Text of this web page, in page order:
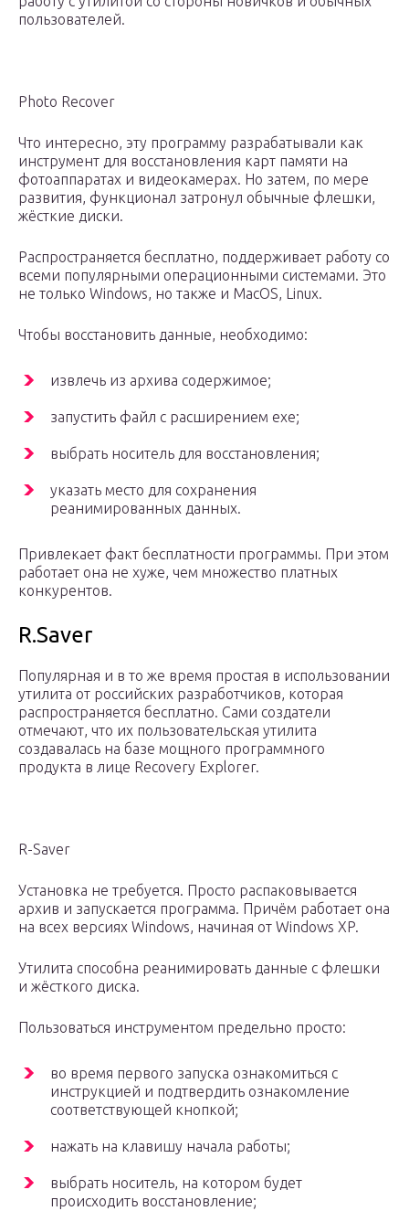
пользователей.
Photo Recover
Что интересно, эту программу разрабатывали как
инструмент для восстановления карт памяти на
фотоаппаратах и видеокамерах. Но затем, по мере
развития, функционал затронул обычные флешки,
жёсткие диски.
Распространяется бесплатно, поддерживает работу со
всеми популярными операционными системами. Это
не только Windows, но также и MacOS, Linux.
Чтобы восстановить данные, необходимо:
извлечь из архива содержимое;
запустить файл с расширением exe;
выбрать носитель для восстановления;
указать место для сохранения
реанимированных данных.
Привлекает факт бесплатности программы. При этом
работает она не хуже, чем множество платных
конкурентов.
R.Saver
Популярная и в то же время простая в использовании
утилита от российских разработчиков, которая
распространяется бесплатно. Сами создатели
отмечают, что их пользовательская утилита
создавалась на базе мощного программного
продукта в лице Recovery Explorer.
R-Saver
Установка не требуется. Просто распаковывается
архив и запускается программа. Причём работает она
на всех версиях Windows, начиная от Windows XP.
Утилита способна реанимировать данные с флешки
и жёсткого диска.
Пользоваться инструментом предельно просто:
во время первого запуска ознакомиться с
инструкцией и подтвердить ознакомление
соответствующей кнопкой;
нажать на клавишу начала работы;
выбрать носитель, на котором будет
происходить восстановление;